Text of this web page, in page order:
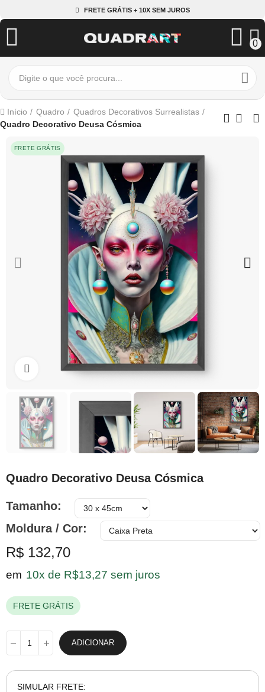
FRETE GRÁTIS + 10X SEM JUROS
0
Início Quadro
Quadros Decorativos Surrealistas
Quadro Decorativo Deusa Cósmica
FRETE GRÁTIS
Clique para ampliar
Quadro Decorativo Deusa Cósmica
Tamanho
Moldura / Cor
R$ 132,70
em 10x de R$13,27 sem juros
FRETE GRÁTIS
ADICIONAR
SIMULAR FRETE: